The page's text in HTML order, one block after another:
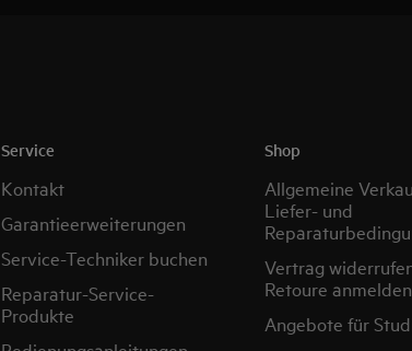
Service
Kontakt
Garantieerweiterungen
Service-Techniker buchen
Reparatur-Service-
Produkte
Shop
Allgemeine
Liefer- und
Vertrag
Retoure anmelden
Angebote für